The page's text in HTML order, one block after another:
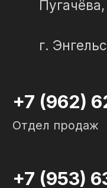
644910038492